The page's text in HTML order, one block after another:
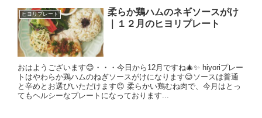
ヒヨリプレート
柔らか鶏ハムのネギソースがけ
｜１２月のヒヨリプレート
おはようございます😊・・・今日から12月ですね🎄✨ hiyoriプレー
トはやわらか鶏ハムのねぎソースがけになります😊ソースは普通
と辛めとお選びいただけます😊 柔らかい鶏むね肉で、今月はとっ
てもヘルシーなプレートになっております...